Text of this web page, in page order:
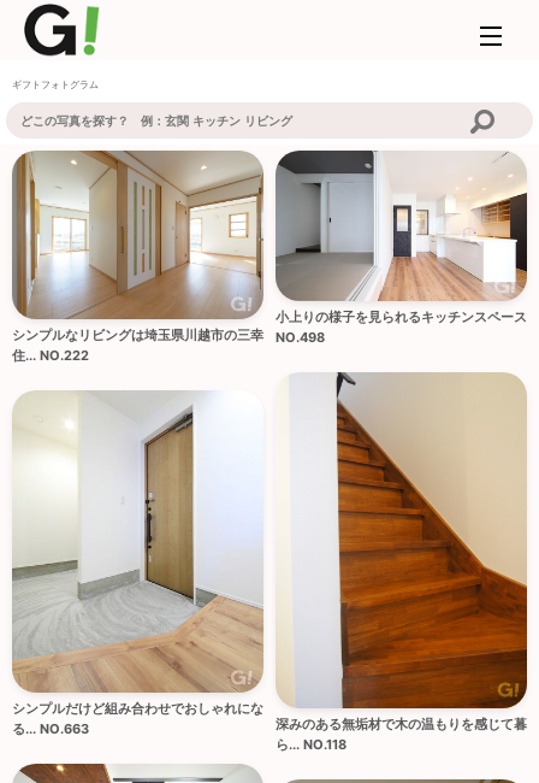
ギフトフォトグラム
シンプルなリビングは埼玉県川越市の三幸
住... NO.222
小上りの様子を見られるキッチンスペース
NO.498
深みのある無垢材で木の温もりを感じて暮
ら... NO.118
シンプルだけど組み合わせでおしゃれにな
る... NO.663